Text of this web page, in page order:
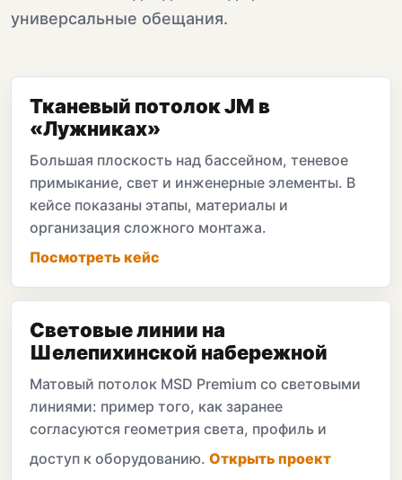
универсальные обещания.
Тканевый потолок JM в
«Лужниках»
Большая плоскость над бассейном, теневое
примыкание, свет и инженерные элементы. В
кейсе показаны этапы, материалы и
организация сложного монтажа.
Посмотреть кейс
Световые линии на
Шелепихинской набережной
Матовый потолок MSD Premium со световыми
линиями: пример того, как заранее
согласуются геометрия света, профиль и
доступ к оборудованию. Открыть проект